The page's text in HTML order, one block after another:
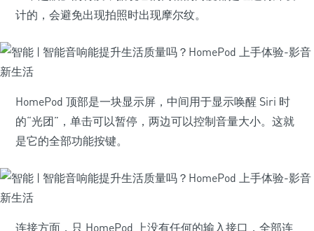
计的，会避免出现拍照时出现摩尔纹。
HomePod 顶部是一块显示屏，中间用于显示唤醒 Siri 时
的“光团”，单击可以暂停，两边可以控制音量大小。这就
是它的全部功能按键。
连接方面，只 HomePod 上没有任何的输入接口，全部连